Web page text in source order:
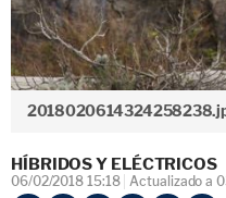
HÍBRIDOS Y ELÉCTRICOS
06/02/2018 15:18 Actualizado a